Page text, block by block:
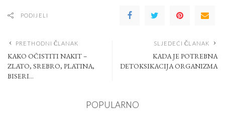
PODIJELI
PRETHODNI ČLANAK
KAKO OČISTITI NAKIT –
ZLATO, SREBRO, PLATINA,
BISERI…
SLJEDEĆI ČLANAK
KADA JE POTREBNA
DETOKSIKACIJA ORGANIZMA
POPULARNO